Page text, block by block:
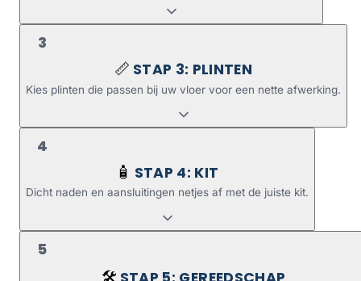
3
📏 STAP 3: PLINTEN
Kies plinten die passen bij uw vloer voor een nette afwerking.
4
🧴 STAP 4: KIT
Dicht naden en aansluitingen netjes af met de juiste kit.
5
🛠️